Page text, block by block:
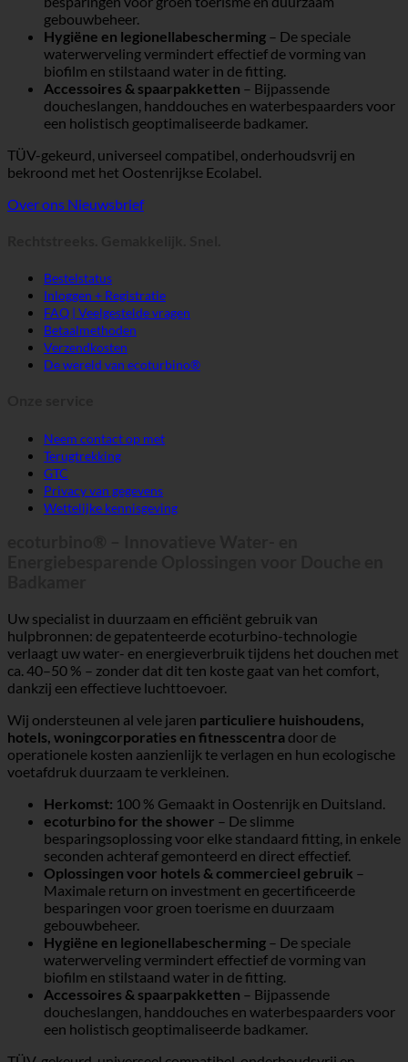
gebouwbeheer.
Hygiëne en legionellabescherming – De speciale
waterwerveling vermindert effectief de vorming van
biofilm en stilstaand water in de fitting.
Accessoires & spaarpakketten – Bijpassende
doucheslangen, handdouches en waterbespaarders voor
een holistisch geoptimaliseerde badkamer.
TÜV-gekeurd, universeel compatibel, onderhoudsvrij en
bekroond met het Oostenrijkse Ecolabel.
Over ons Nieuwsbrief
Bestelstatus
Inloggen + Registratie
FAQ | Veelgestelde vragen
Betaalmethoden
Verzendkosten
De wereld van ecoturbino®
Neem contact op met
Terugtrekking
GTC
Privacy van gegevens
Wettelijke kennisgeving
Uw specialist in duurzaam en efficiënt gebruik van
hulpbronnen: de gepatenteerde ecoturbino-technologie
verlaagt uw water- en energieverbruik tijdens het douchen met
ca. 40–50 % – zonder dat dit ten koste gaat van het comfort,
dankzij een effectieve luchttoevoer.
Wij ondersteunen al vele jaren particuliere huishoudens,
hotels, woningcorporaties en fitnesscentra door de
operationele kosten aanzienlijk te verlagen en hun ecologische
voetafdruk duurzaam te verkleinen.
Herkomst: 100 % Gemaakt in Oostenrijk en Duitsland.
ecoturbino for the shower – De slimme
besparingsoplossing voor elke standaard fitting, in enkele
seconden achteraf gemonteerd en direct effectief.
Oplossingen voor hotels & commercieel gebruik –
Maximale return on investment en gecertificeerde
besparingen voor groen toerisme en duurzaam
gebouwbeheer.
Hygiëne en legionellabescherming – De speciale
waterwerveling vermindert effectief de vorming van
biofilm en stilstaand water in de fitting.
Accessoires & spaarpakketten – Bijpassende
doucheslangen, handdouches en waterbespaarders voor
een holistisch geoptimaliseerde badkamer.